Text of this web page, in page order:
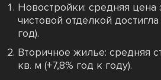
Новостройки: средняя цена
чистовой отделкой достигла
год).
Вторичное жилье: средняя
кв. м (+7,8% год к году).